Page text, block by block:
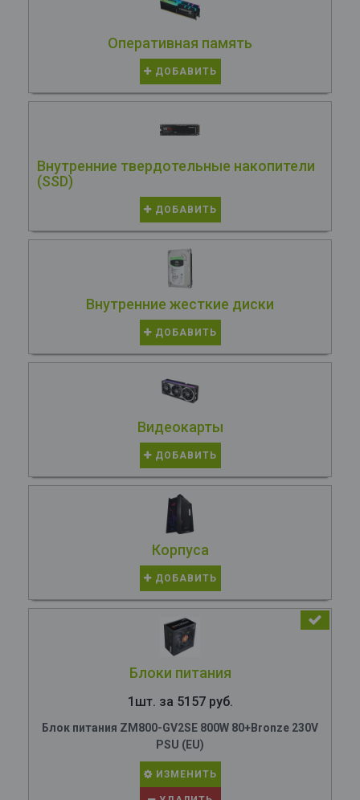
Оперативная память
ДОБАВИТЬ
Внутренние твердотельные накопители
(SSD)
ДОБАВИТЬ
Внутренние жесткие диски
ДОБАВИТЬ
Видеокарты
ДОБАВИТЬ
Корпуса
ДОБАВИТЬ
Блоки питания
1шт. за 5157 руб.
Блок питания ZM800-GV2SE 800W 80+Bronze 230V
PSU (EU)
ИЗМЕНИТЬ